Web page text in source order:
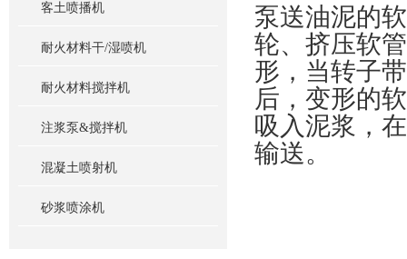
客土喷播机
耐火材料干/湿喷机
耐火材料搅拌机
注浆泵&搅拌机
混凝土喷射机
砂浆喷涂机
泵送油泥的
轮、挤压软
形，当转子
后，变形的
吸入泥浆，
输送。